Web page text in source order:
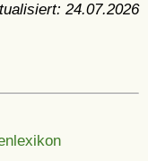
24.07.2026